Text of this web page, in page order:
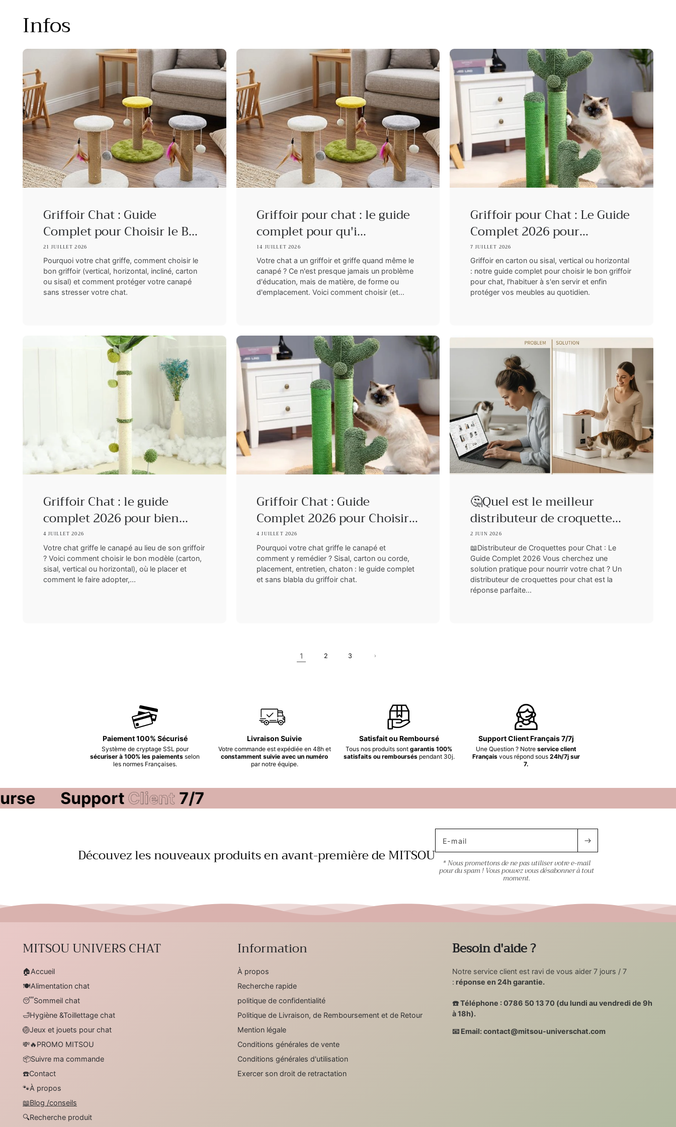
Infos
Griffoir Chat : Guide
Complet pour Choisir le B...
21 JUILLET 2026
Pourquoi votre chat griffe, comment choisir le
bon griffoir (vertical, horizontal, incliné, carton
ou sisal) et comment protéger votre canapé
sans stresser votre chat.
Griffoir pour chat : le guide
complet pour qu'i...
14 JUILLET 2026
Votre chat a un griffoir et griffe quand même le
canapé ? Ce n'est presque jamais un problème
d'éducation, mais de matière, de forme ou
d'emplacement. Voici comment choisir (et...
Griffoir pour Chat : Le Guide
Complet 2026 pour...
7 JUILLET 2026
Griffoir en carton ou sisal, vertical ou horizontal
: notre guide complet pour choisir le bon griffoir
pour chat, l'habituer à s'en servir et enfin
protéger vos meubles au quotidien.
Griffoir Chat : le guide
complet 2026 pour bien...
4 JUILLET 2026
Votre chat griffe le canapé au lieu de son griffoir
? Voici comment choisir le bon modèle (carton,
sisal, vertical ou horizontal), où le placer et
comment le faire adopter,...
Griffoir Chat : Guide
Complet 2026 pour Choisir...
4 JUILLET 2026
Pourquoi votre chat griffe le canapé et
comment y remédier ? Sisal, carton ou corde,
placement, entretien, chaton : le guide complet
et sans blabla du griffoir chat.
🤔Quel est le meilleur
distributeur de croquette...
2 JUIN 2026
📖Distributeur de Croquettes pour Chat : Le
Guide Complet 2026 Vous cherchez une
solution pratique pour nourrir votre chat ? Un
distributeur de croquettes pour chat est la
réponse parfaite...
1 2 3
Paiement 100% Sécurisé
Système de cryptage SSL pour
sécuriser à 100% les paiements selon
les normes Françaises.
Livraison Suivie
Votre commande est expédiée en 48h et
constamment suivie avec un numéro
par notre équipe.
Satisfait ou Remboursé
Tous nos produits sontgarantis 100%
satisfaits ou rembourséspendant 30j.
Support Client Français 7/7j
Une Question ? Notre service client
Françaisvous répond sous 24h/7j sur
7.
SupportClient
Découvez les nouveaux produits en avant-première de MITSOU
E-mail
* Nous promettons de ne pas utiliser votre e-mail
pour du spam ! Vous pouvez vous désabonner à tout
moment.
MITSOU UNIVERS CHAT
🏠Accueil
🍽️Alimentation chat
😴Sommeil chat
🛁Hygiène &Toillettage chat
🏐Jeux et jouets pour chat
💸🔥PROMO MITSOU
📦Suivre ma commande
☎️Contact
🐾À propos
📖Blog /conseils
🔍Recherche produit
Information
À propos
Recherche rapide
politique de confidentialité
Politique de Livraison, de Remboursement et de Retour
Mention légale
Conditions générales de vente
Conditions générales d'utilisation
Exercer son droit de retractation
Besoin d'aide ?
Notre service client est ravi de vous aider 7 jours / 7
: réponse en 24h garantie.
☎️ Téléphone : 0786 50 13 70 (du lundi au vendredi de 9h
à 18h).
📧 Email: contact@mitsou-universchat.com